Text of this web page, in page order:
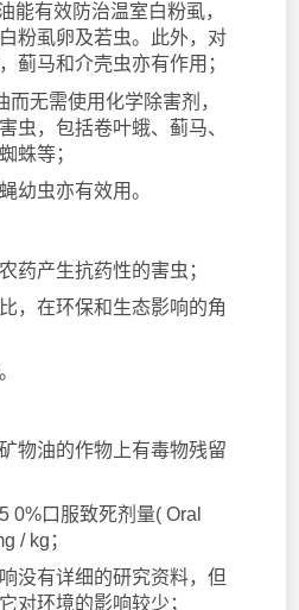
能有效防治温室白粉虱，
粉虱卵及若虫。此外，对
蓟马和介壳虫亦有作用；
而无需使用化学除害剂，
虫，包括卷叶蛾、蓟马、
蛛等；
幼虫亦有效用。
药产生抗药性的害虫；
，在环保和生态影响的角
物油的作物上有毒物残留
0%口服致死剂量( Oral
/ kg；
没有详细的研究资料，但
对环境的影响较少；